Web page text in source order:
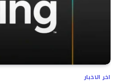
اخر الاخبار